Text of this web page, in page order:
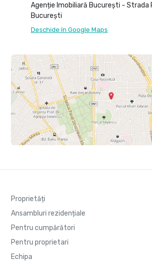
Agenție Imobiliară București - Strada
București
Deschide în Google Maps
Proprietăți
Ansambluri rezidențiale
Pentru cumpărători
Pentru proprietari
Echipa